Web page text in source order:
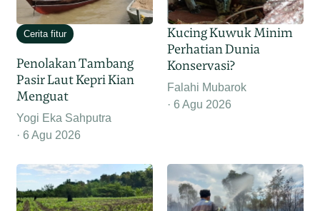
Cerita fitur
Penolakan Tambang
Pasir Laut Kepri Kian
Menguat
Yogi Eka Sahputra
6 Agu 2026
Kucing Kuwuk Minim
Perhatian Dunia
Konservasi?
Falahi Mubarok
6 Agu 2026